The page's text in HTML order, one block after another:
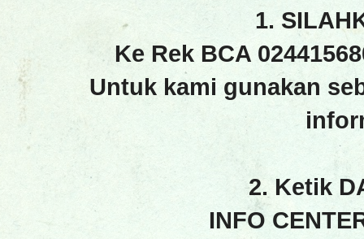
1.
Ke Rek BCA
Untuk kami gunakan
2. Ketik
INFO